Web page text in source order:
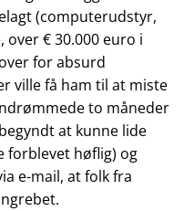
(computerudstyr,
€ 30.000 euro i
for absurd
ville få ham til at miste
to måneder
begyndt at kunne lide
forblevet høflig) og
e-mail, at folk fra